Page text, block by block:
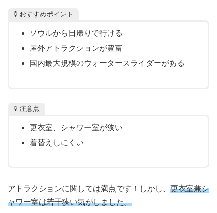
おすすめポイント
ソウルから日帰りで行ける
屋外アトラクションが豊富
国内最大規模のウォータースライダーがある
注意点
更衣室、シャワー室が狭い
着替えしにくい
アトラクションに関しては満点です！しかし、 更衣室兼シ
ャワー室は若干狭い気がしました。